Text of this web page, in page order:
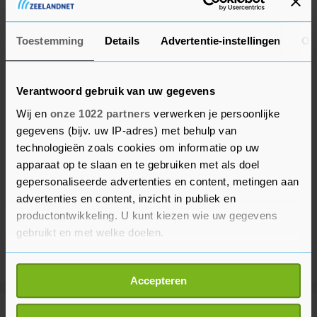
Toestemming Details Advertentie-instellingen
Verantwoord gebruik van uw gegevens
Wij en onze 1022 partners verwerken je persoonlijke
gegevens (bijv. uw IP-adres) met behulp van
technologieën zoals cookies om informatie op uw
apparaat op te slaan en te gebruiken met als doel
gepersonaliseerde advertenties en content, metingen aan
advertenties en content, inzicht in publiek en
productontwikkeling. U kunt kiezen wie uw gegevens
gebruikt en met welke doelen.
Als u het toestaat, willen we ook graag:
Informatie verzamelen over uw geografische
locatie, die tot een paar meter nauwkeurig kan zijn
Accepteren